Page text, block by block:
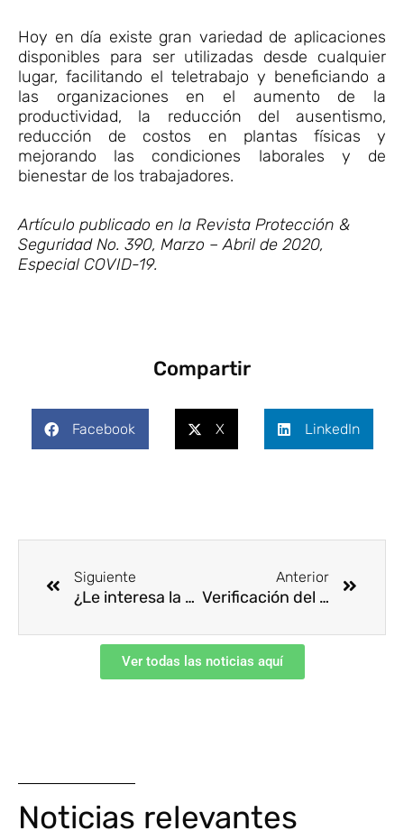
Hoy en día existe gran variedad de aplicaciones
disponibles para ser utilizadas desde cualquier
lugar, facilitando el teletrabajo y beneficiando a
las organizaciones en el aumento de la
productividad, la reducción del ausentismo,
reducción de costos en plantas físicas y
mejorando las condiciones laborales y de
bienestar de los trabajadores.
Artículo publicado en la Revista Protección &
Seguridad No. 390, Marzo – Abril de 2020,
Especial COVID-19.
Compartir
Facebook X LinkedIn
Siguiente
¿Le interesa la siniestralidad laboral de Colombia?
Anterior
Verificación del cumplimiento de las medidas de control del riesgo de contagio y transmisión de la COVID-19, en los procesos de evaluación RUC®
Ver todas las noticias aquí
Noticias relevantes